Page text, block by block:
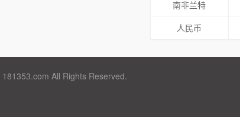
南非兰特
人民币
All Rights Reserved.